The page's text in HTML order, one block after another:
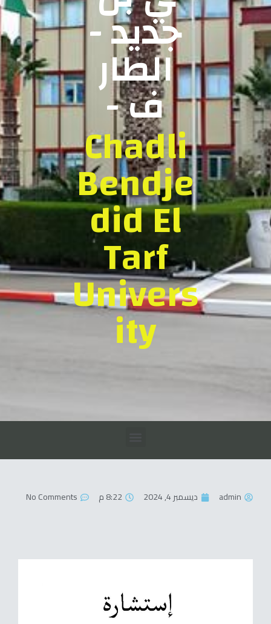
جديد -
الطار
ف -
Chadli
Bendje
did El
Tarf
Univers
ity
admin ديسمبر 4, 2024 8:22 م No Comments